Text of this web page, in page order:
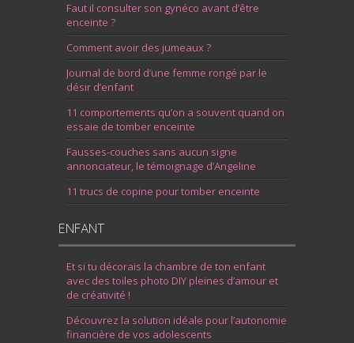
Faut il consulter son gynéco avant d’être
enceinte ?
Comment avoir des jumeaux ?
Journal de bord d’une femme rongé par le
désir d’enfant
11 comportements qu’on a souvent quand on
essaie de tomber enceinte
Fausses-couches sans aucun signe
annonciateur, le témoignage d’Angeline
11 trucs de copine pour tomber enceinte
ENFANT
Et si tu décorais la chambre de ton enfant
avec des toiles photo DIY pleines d’amour et
de créativité !
Découvrez la solution idéale pour l’autonomie
financière de vos adolescents